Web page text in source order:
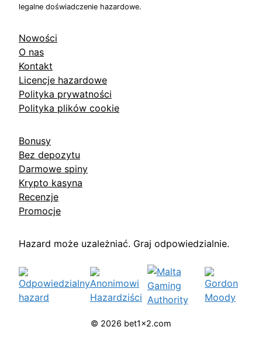
legalne doświadczenie hazardowe.
Nowości
O nas
Kontakt
Licencje hazardowe
Polityka prywatności
Polityka plików cookie
Bonusy
Bez depozytu
Darmowe spiny
Krypto kasyna
Recenzje
Promocje
Hazard może uzależniać. Graj odpowiedzialnie.
© 2026 bet1x2.com